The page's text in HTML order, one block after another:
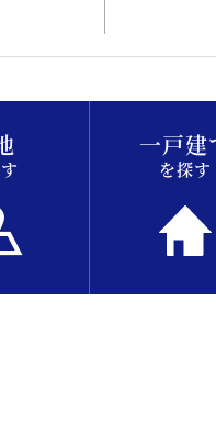
一戸建
を探す